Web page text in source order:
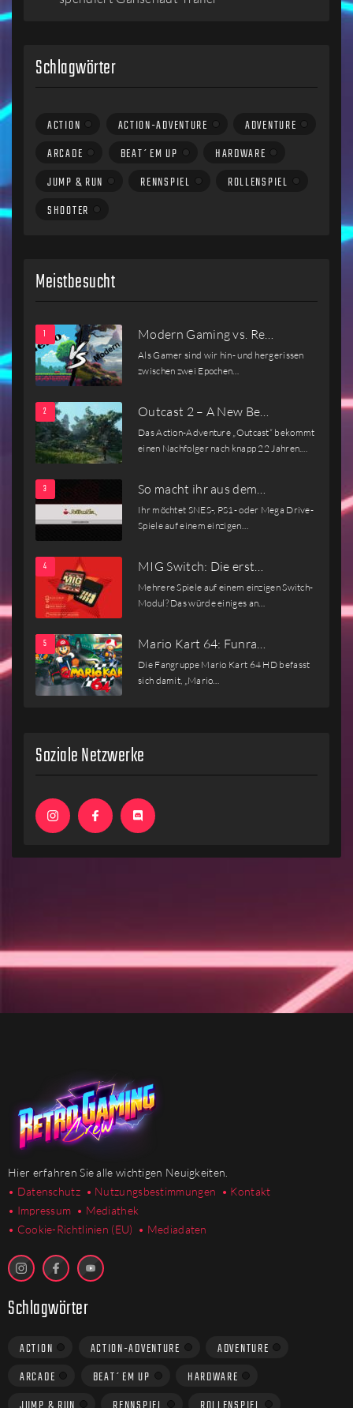
Schlagwörter
ACTION ACTION-ADVENTURE
ADVENTURE
ARCADE
BEAT´EM UP
HARDWARE
JUMP & RUN
RENNSPIEL
ROLLENSPIEL
SHOOTER
Meistbesucht
Modern Gaming vs. Re…
Als Gamer sind wir hin- und hergerissen
zwischen zwei Epochen…
Outcast 2 – A New Be…
Das Action-Adventure „Outcast“ bekommt
einen Nachfolger nach knapp 22 Jahren.…
So macht ihr aus dem…
Ihr möchtet SNES-, PS1- oder Mega Drive-
Spiele auf einem einzigen…
MIG Switch: Die erst…
Mehrere Spiele auf einem einzigen Switch-
Modul? Das würde einiges an…
Mario Kart 64: Funra…
Die Fangruppe Mario Kart 64 HD befasst
sich damit, „Mario…
Soziale Netzwerke
Hier erfahren Sie alle wichtigen Neuigkeiten.
• Datenschutz • Nutzungsbestimmungen • Kontakt
• Impressum • Mediathek
• Cookie-Richtlinien (EU) • Mediadaten
Schlagwörter
ACTION ACTION-ADVENTURE
ADVENTURE
ARCADE
BEAT´EM UP
HARDWARE